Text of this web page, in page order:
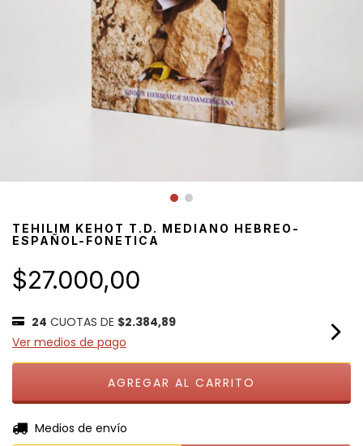
TEHILIM KEHOT T.D. MEDIANO HEBREO-
ESPAÑOL-FONETICA
$27.000,00
24 CUOTAS DE $2.384,89
Ver medios de pago
Entregas para el CP:
Medios de envío